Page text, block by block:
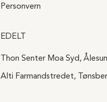
Personvern
EDELT
Thon Senter Moa Syd,
Alti Farmandstredet,